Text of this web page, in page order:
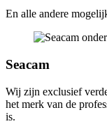
En alle andere
Seacam
Wij zijn exclusief
het merk van de
is.